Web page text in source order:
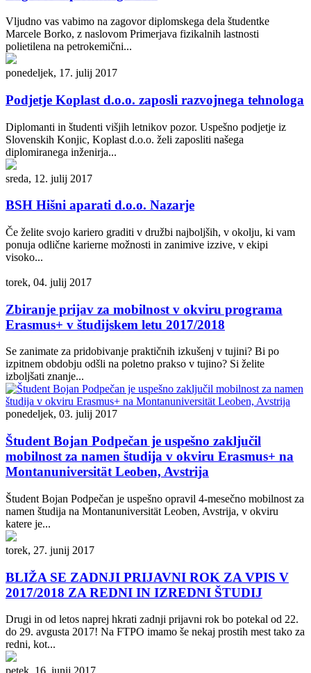
Vljudno vas vabimo na zagovor diplomskega dela študentke
Marcele Borko, z naslovom Primerjava fizikalnih lastnosti
polietilena na petrokemični...
ponedeljek, 17. julij 2017
Podjetje Koplast d.o.o. zaposli razvojnega tehnologa
Diplomanti in študenti višjih letnikov pozor. Uspešno podjetje iz
Slovenskih Konjic, Koplast d.o.o. želi zaposliti našega
diplomiranega inženirja...
sreda, 12. julij 2017
BSH Hišni aparati d.o.o. Nazarje
Če želite svojo kariero graditi v družbi najboljših, v okolju, ki vam
ponuja odlične karierne možnosti in zanimive izzive, v ekipi
visoko...
torek, 04. julij 2017
Zbiranje prijav za mobilnost v okviru programa
Erasmus+ v študijskem letu 2017/2018
Se zanimate za pridobivanje praktičnih izkušenj v tujini? Bi po
izpitnem obdobju odšli na poletno prakso v tujino? Si želite
izboljšati znanje...
ponedeljek, 03. julij 2017
Študent Bojan Podpečan je uspešno zaključil
mobilnost za namen študija v okviru Erasmus+ na
Montanuniversität Leoben, Avstrija
Študent Bojan Podpečan je uspešno opravil 4-mesečno mobilnost za
namen študija na Montanuniversität Leoben, Avstrija, v okviru
katere je...
torek, 27. junij 2017
BLIŽA SE ZADNJI PRIJAVNI ROK ZA VPIS V
2017/2018 ZA REDNI IN IZREDNI ŠTUDIJ
Drugi in od letos naprej hkrati zadnji prijavni rok bo potekal od 22.
do 29. avgusta 2017! Na FTPO imamo še nekaj prostih mest tako za
redni, kot...